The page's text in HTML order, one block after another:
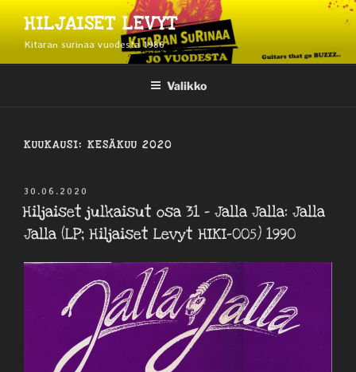
sisältöönHILJAISET LEVYT
Kitaran surinaa vuodesta 1986
Valikko
KUUKAUSI: KESÄKUU 2020
JULKAISTU
30.06.2020
Hiljaiset julkaisut osa 31 – Jalla Jalla: Jalla
Jalla (LP; Hiljaiset Levyt HIKI-005) 1990